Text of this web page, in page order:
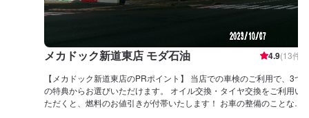
メカドック新道東店 モダ石油 4.9(13件)
【メカドック新道東店のPRポイント】 当店での車検のご利用で、3つ
の特典からお選びいただけます。 オイル交換・タイヤ交換をご利用い
ただくと、燃料のお値引きが付帯いたします！ お車の整備のことなら